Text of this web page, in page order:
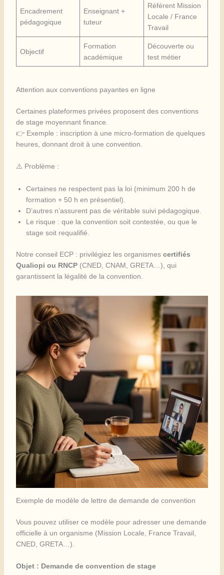
Encadrement
pédagogique
Enseignant +
tuteur
Référent Mission
Locale / France
Travail
Objectif
Formation
académique
Découverte ou
test métier
Attention aux conventions payantes en ligne
Certaines plateformes privées proposent des conventions
de stage moyennant finance.
👉 Exemple : inscription à une micro-formation de quelques
heures, donnant droit à une convention.
⚠️ Problème :
Certaines ne respectent pas la loi (minimum 200 h de
formation + 50 h en présentiel).
D’autres n’assurent pas de véritable suivi pédagogique.
Le risque : que la convention soit contestée, ou que le
stage soit requalifié.
Notre conseil ECP : privilégiez les organismes certifiés
Qualiopi ou RNCP(CNED, CNAM, GRETA…), qui
garantissent la légalité de la convention.
Exemple de modèle de lettre de demande de convention
Vous pouvez utiliser ce modèle pour adresser une demande
officielle à un organisme (Mission Locale, France Travail,
CNED, GRETA…).
Objet : Demande de convention de stage